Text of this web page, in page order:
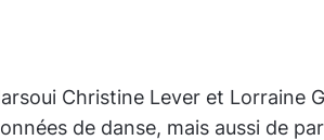
Christine Lever et Lorraine
de danse, mais aussi de